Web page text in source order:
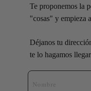
Te proponemos la
"cosas" y empieza
Déjanos tu
te lo hagamos
Nombre